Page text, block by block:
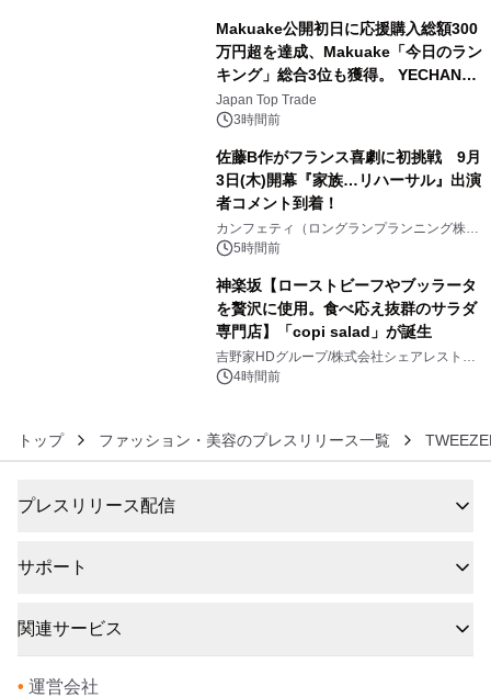
Makuake公開初日に応援購入総額300
万円超を達成、Makuake「今日のラン
キング」総合3位も獲得。 YECHAN音
浴シンギングボウル第2弾の大型サイ
ズ（XL・2XL・3XL）を先行販売中
Japan Top Trade
3時間前
佐藤B作がフランス喜劇に初挑戦 9月
3日(木)開幕『家族…リハーサル』出演
者コメント到着！
カンフェティ（ロングランプランニング株式
会社）
5時間前
神楽坂【ローストビーフやブッラータ
を贅沢に使用。食べ応え抜群のサラダ
専門店】「copi salad」が誕生
吉野家HDグループ/株式会社シェアレストラ
ン 4時間前
トップ ファッション・美容のプレスリリース一覧
プレスリリース配信
サポート
関連サービス
• 運営会社